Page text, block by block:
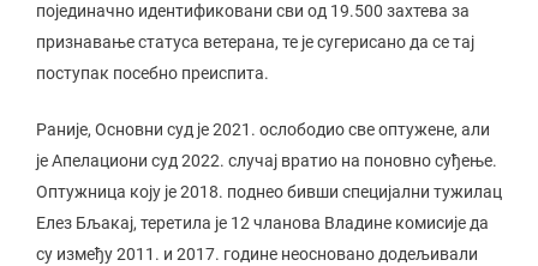
појединачно идентификовани сви од 19.500 захтева за
признавање статуса ветерана, те је сугерисано да се тај
поступак посебно преиспита.
Раније, Основни суд је 2021. ослободио све оптужене, али
је Апелациони суд 2022. случај вратио на поновно суђење.
Оптужница коју је 2018. поднео бивши специјални тужилац
Елез Бљакај, теретила је 12 чланова Владине комисије да
су између 2011. и 2017. године неосновано додељивали